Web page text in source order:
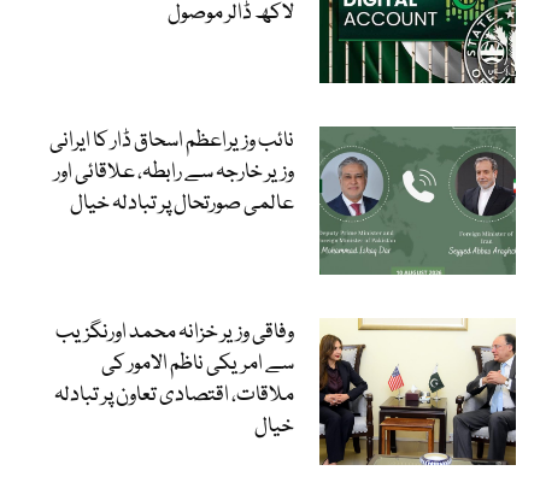
لاکھ ڈالر موصول
نائب وزیراعظم اسحاق ڈار کا ایرانی
وزیر خارجہ سے رابطہ، علاقائی اور
عالمی صورتحال پر تبادلہ خیال
وفاقی وزیر خزانہ محمد اورنگزیب
سے امریکی ناظم الامور کی
ملاقات، اقتصادی تعاون پر تبادلہ
خیال